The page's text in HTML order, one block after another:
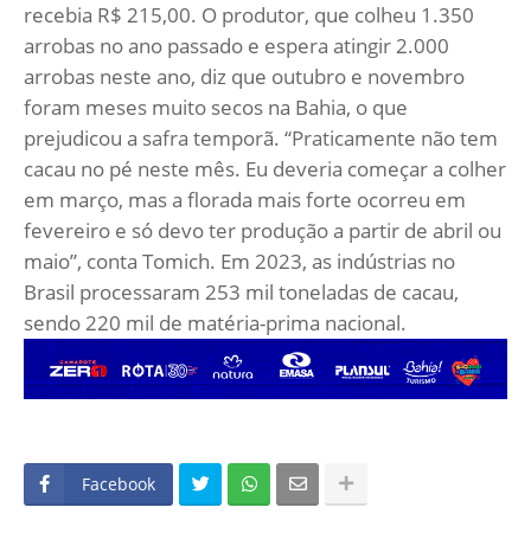
recebia R$ 215,00. O produtor, que colheu 1.350
arrobas no ano passado e espera atingir 2.000
arrobas neste ano, diz que outubro e novembro
foram meses muito secos na Bahia, o que
prejudicou a safra temporã. “Praticamente não tem
cacau no pé neste mês. Eu deveria começar a colher
em março, mas a florada mais forte ocorreu em
fevereiro e só devo ter produção a partir de abril ou
maio”, conta Tomich. Em 2023, as indústrias no
Brasil processaram 253 mil toneladas de cacau,
sendo 220 mil de matéria-prima nacional.
Facebook